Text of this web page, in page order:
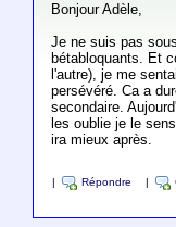
Bonjour Adèle,
Je ne suis pas
bétabloquants. Et
l'autre), je me
persévéré. Ca a
secondaire.
les oublie je le
ira mieux après.
Répondre